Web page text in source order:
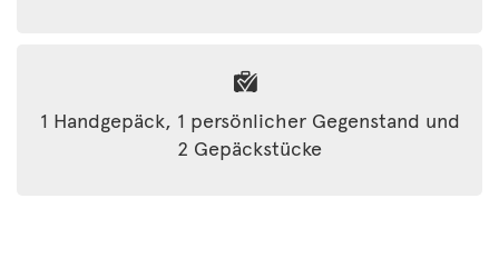
1 Handgepäck, 1 persönlicher Gegenstand und
2 Gepäckstücke